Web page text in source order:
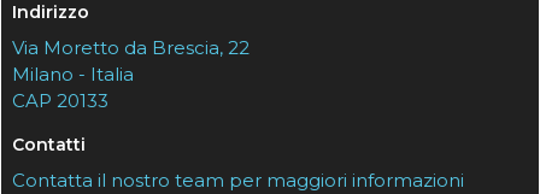
Indirizzo
Via Moretto da Brescia, 22
Milano - Italia
CAP 20133
Contatti
Contatta il nostro team per maggiori informazioni